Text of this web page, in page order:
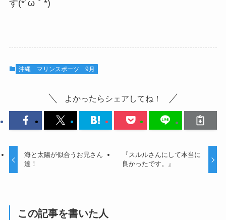
す(*´ω｀*)
沖縄 マリンスポーツ 9月
よかったらシェアしてね！
海と太陽が似合うお兄さん
達！
『スルルさんにして本当に
良かったです。』
この記事を書いた人